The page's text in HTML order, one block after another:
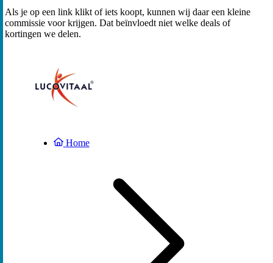
Als je op een link klikt of iets koopt, kunnen wij daar een kleine
commissie voor krijgen. Dat beïnvloedt niet welke deals of
kortingen we delen.
Home